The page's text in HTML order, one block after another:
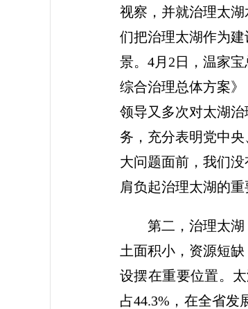
视察，并就治理太
们把治理太湖作为
景。4月2日，温家
综合治理总体方案
领导又多次对太湖
务，充分表明党中
大问题面前，我们
肩负起治理太湖的重
第二，治理太湖，
土面积小，资源短
设摆在重要位置。
占44.3%，在全省